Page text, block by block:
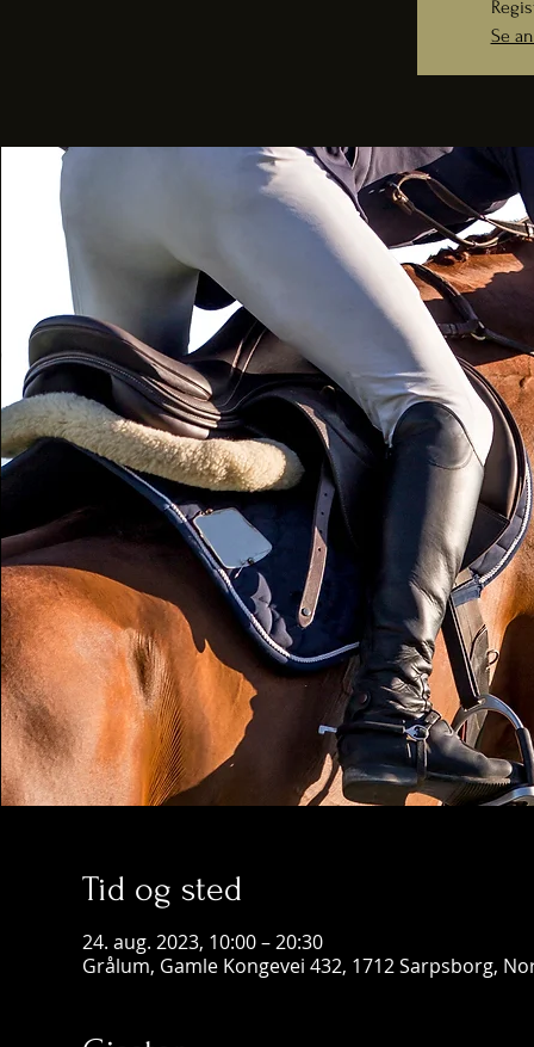
Se
Tid og sted
24. aug. 2023, 10:00 – 20:30
Grålum, Gamle Kongevei 432, 1712 Sarpsborg,